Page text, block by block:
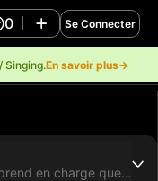
Singing.En savoir plus→
0 Se Connecter
Le plus rapide, économique, ne prend en charge que les portraits, effet basique